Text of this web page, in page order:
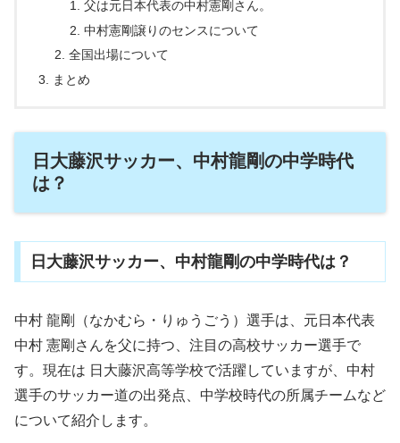
父は元日本代表の中村憲剛さん。
中村憲剛譲りのセンスについて
全国出場について
まとめ
日大藤沢サッカー、中村龍剛の中学時代
は？
日大藤沢サッカー、中村龍剛の中学時代は？
中村 龍剛（なかむら・りゅうごう）選手は、元日本代表
中村 憲剛さんを父に持つ、注目の高校サッカー選手で
す。現在は 日大藤沢高等学校で活躍していますが、中村
選手のサッカー道の出発点、中学校時代の所属チームなど
について紹介します。